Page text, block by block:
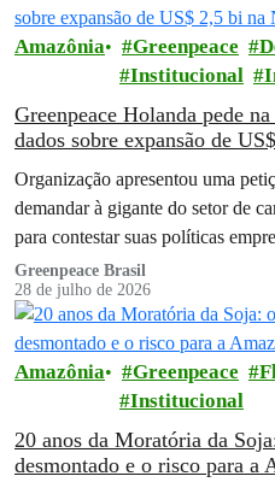
Amazônia Greenpeace
Institucional
Greenpeace Holanda pede
dados sobre expansão de
Organização apresentou uma
demandar à gigante do setor de
para contestar suas políticas
Greenpeace Brasil
28 de julho de 2026
Amazônia Greenpeace
Institucional
20 anos da Moratória da
desmontado e o risco para a